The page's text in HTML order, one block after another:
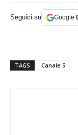
Seguici su Google
TAGS Canale 5